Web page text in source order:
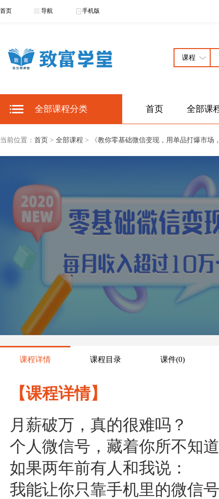
首页 导航 手机版
全部课程分类 首页 全部课
当前位置： 首页 > 全部课程 > 《教你零基础微信变现，用单品打爆市场
课程详情 课程目录 课件(0)
【课程详情】
月薪破万，真的很难吗？
个人微信号，藏着你所不知
如果两年前有人和我说：
我能让你只靠手机里的微信